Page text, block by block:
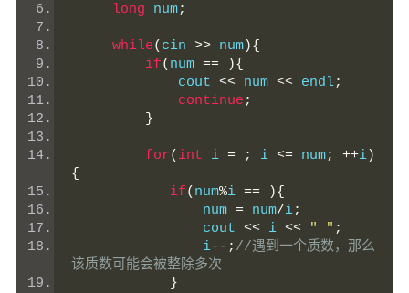
long num;
while( cin >> num){
if( num ==
){
             cout
<< num << endl;
continue ;
}
for( int i = ; i <= num; ++i)
{
if( num%i ==
){
                num
= num/i;
                cout
<< i << " " ;
                i
--; //遇到一个质数，那么
该质数可能会被整除多次
}